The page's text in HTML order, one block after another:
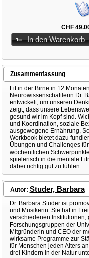
CHF
In den Warenkorb
Zusammenfassung
Fit in der Birne in 12
Neurowissenschaftlerin Dr.
entwickelt, um unseren
zeigt, dass unsere
gesund wir im Kopf sind.
und Koordination, soziale
ausgewogene Ernährung,
Workbook bietet dazu
Übungen und Challenges
wöchentlichen
spielerisch in die mentale
dabei richtig gut zu fühlen.
Autor: Studer, Barbara
Dr. Barbara Studer ist
und Musikerin. Sie hat in
verschiedenen Institutionen,
Forschungsgruppen der
Mitgründerin und CEO der
wirksame Programme zur
für Menschen jeden Alters
drei Kindern in der Natur